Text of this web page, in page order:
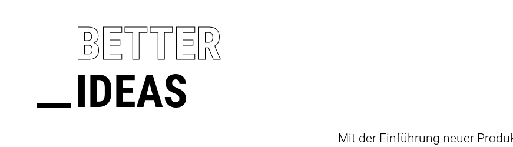
BETTER
IDEAS
Mit der Einführung neuer